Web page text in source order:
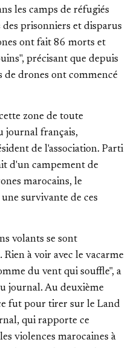
les camps de réfugiés
prisonniers et disparus
ont fait 86 morts et
précisant que depuis
de drones ont commencé
zone de toute
journal français,
de l'association. Parti
d'un campement de
marocains, le
survivante de ces
volants se sont
à voir avec le vacarme
du vent qui souffle", a
journal. Au deuxième
fut pour tirer sur le Land
qui rapporte ce
violences marocaines à